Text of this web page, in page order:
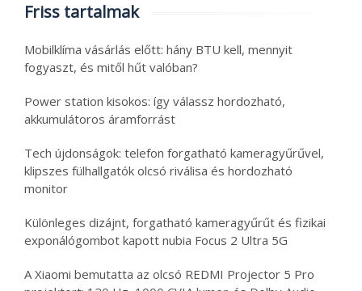
Friss tartalmak
Mobilklíma vásárlás előtt: hány BTU kell, mennyit
fogyaszt, és mitől hűt valóban?
Power station kisokos: így válassz hordozható,
akkumulátoros áramforrást
Tech újdonságok: telefon forgatható kameragyűrűvel,
klipszes fülhallgatók olcsó riválisa és hordozható
monitor
Különleges dizájnt, forgatható kameragyűrűt és fizikai
exponálógombot kapott nubia Focus 2 Ultra 5G
A Xiaomi bemutatta az olcsó REDMI Projector 5 Pro